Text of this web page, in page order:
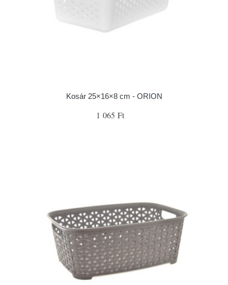
Kosár 25×16×8 cm - ORION
1 065 Ft